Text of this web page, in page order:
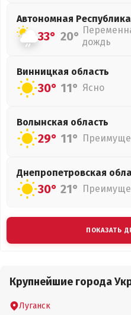
Автономная
33° 20° дождь
Винницкая область
30° 11° Ясно
Волынская область
29° 11°
Днепропетровская
30° 21°
ПОКАЗАТЬ
Крупнейшие города
Луганск